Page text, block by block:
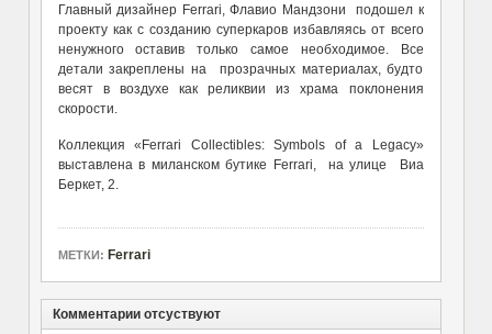
Главный дизайнер Ferrari, Флавио Мандзони подошел к
проекту как с созданию суперкаров избавляясь от всего
ненужного оставив только самое необходимое. Все
детали закреплены на прозрачных материалах, будто
весят в воздухе как реликвии из храма поклонения
скорости.
Коллекция «Ferrari Collectibles: Symbols of a Legacy»
выставлена в миланском бутике Ferrari, на улице Виа
Беркет, 2.
МЕТКИ: Ferrari
Комментарии отсуствуют